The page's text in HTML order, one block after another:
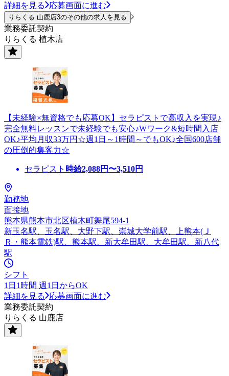
詳細を見る
応募画面に進む
りらくる 山鹿店3のその他の求人を見る
業務委託契約
りらくる 植木店
【未経験×無資格でも応募OK】セラピストで高収入を実現♪
完全無料レッスンで未経験でも安心♪Wワーク&短時間入店
OK♪平均月収33万円☆週1日～1時間～でもOK♪全国600店舗
の圧倒的集客力☆
セラピスト 時給2,088円〜3,510円
勤務地
面接地
熊本県熊本市北区植木町舞尾594-1
新玉名駅、玉名駅、大野下駅、崇城大学前駅、上熊本(Ｊ
Ｒ・熊本電鉄)駅、熊本駅、新大牟田駅、大牟田駅、新八代
駅
シフト
1日1時間 週1日からOK
詳細を見る
応募画面に進む
業務委託契約
りらくる 山鹿店